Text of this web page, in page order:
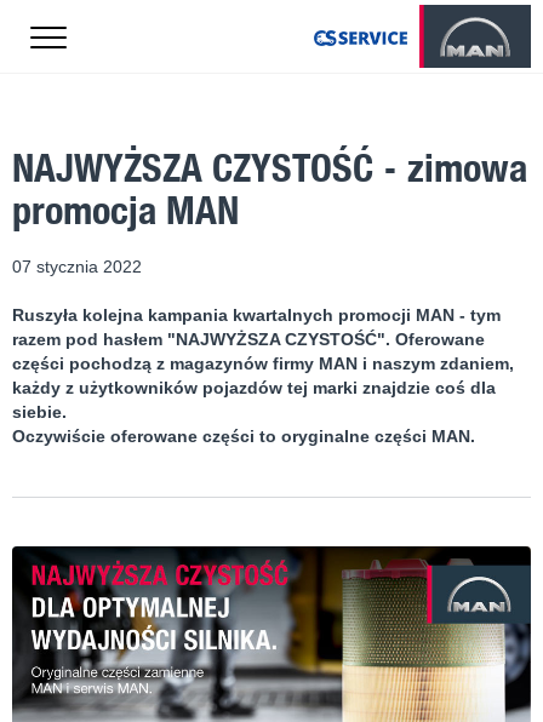
NAJWYŻSZA CZYSTOŚĆ - zimowa
promocja MAN
07 stycznia 2022
Ruszyła kolejna kampania kwartalnych promocji MAN - tym
razem pod hasłem "NAJWYŻSZA CZYSTOŚĆ". Oferowane
części pochodzą z magazynów firmy MAN i naszym zdaniem,
każdy z użytkowników pojazdów tej marki znajdzie coś dla
siebie.
Oczywiście oferowane części to oryginalne części MAN.